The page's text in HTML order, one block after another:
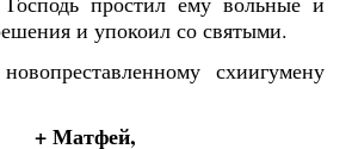
и упокоил со святыми.
схиигумену
+ Матфей,